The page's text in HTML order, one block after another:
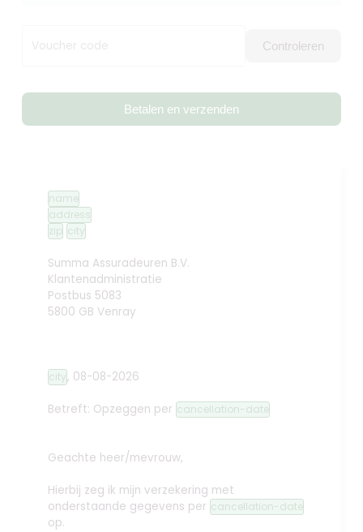
Voucher code Controleren
Betalen en verzenden
name
address
zip city
Summa Assuradeuren B.V.
Klantenadministratie
Postbus 5083
5800 GB Venray
city, 08-08-2026
Betreft: Opzeggen per cancellation-date
Geachte heer/mevrouw,
Hierbij zeg ik mijn verzekering met
onderstaande gegevens per cancellation-date
op.